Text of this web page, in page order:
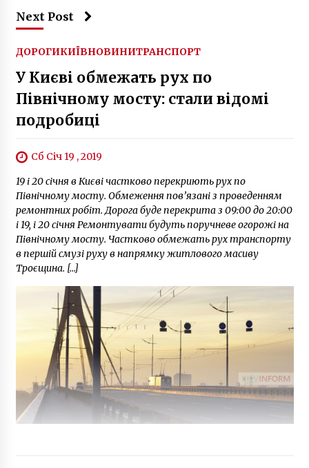
Next Post
ДОРОГИКИЇВНОВИНИТРАНСПОРТ
У Києві обмежать рух по
Північному мосту: стали відомі
подробиці
Сб Січ 19 , 2019
19 і 20 січня в Києві частково перекриють рух по
Північному мосту. Обмеження пов’язані з проведенням
ремонтних робіт. Дорога буде перекрита з 09:00 до 20:00
і 19, і 20 січня Ремонтувати будуть поручневе огорожі на
Північному мосту. Частково обмежать рух транспорту
в першій смузі руху в напрямку житлового масиву
Троєщина. […]